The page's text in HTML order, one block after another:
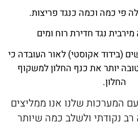
פי כמה וכמה כנגד פריצות.
נגד חדירת רוח ומים
(בידוד אקוסטי) לאור העובדה כי
יותר את כנף החלון למשקוף
החלון.
המערכות שלנו אנו ממליצים
רב נקודתי ולשלב כמה שיותר